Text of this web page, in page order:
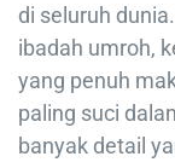
di seluruh
ibadah umroh,
yang penuh
paling suci
banyak detail